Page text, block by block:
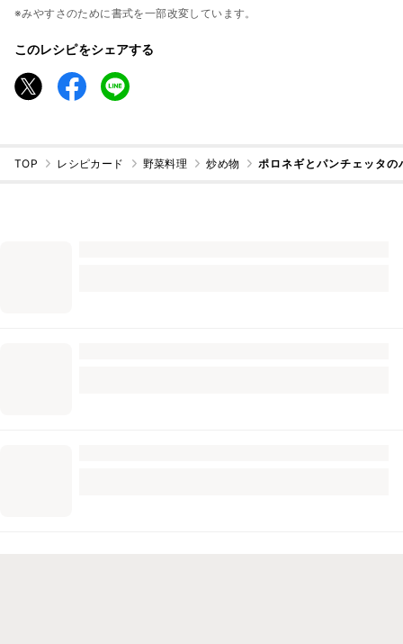
※みやすさのために書式を一部改変しています。
このレシピをシェアする
TOP レシピカード 野菜料理 炒め物 ポロネギとパンチェッタの